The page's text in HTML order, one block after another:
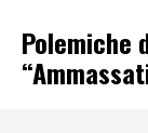
Polemiche